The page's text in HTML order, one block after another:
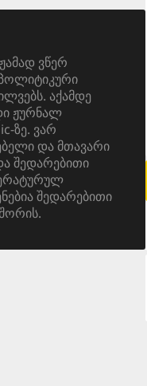
ვწერ
აქამდე
ჟურნალ
ზე. ვარ
და მთავარი
შედარებითი
შედარებითი